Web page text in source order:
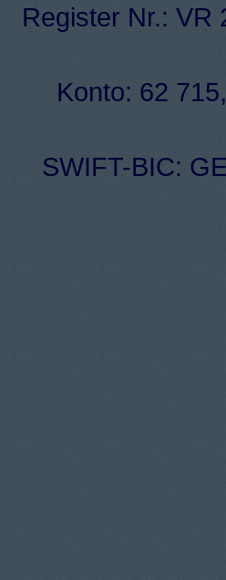
Register Nr.: VR
Konto: 62
SWIFT-BIC: